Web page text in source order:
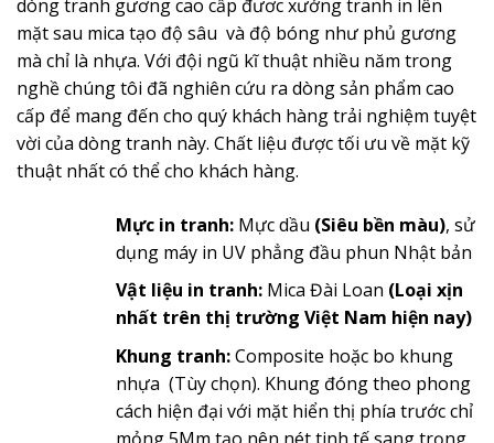
dòng tranh gương cao cấp đươc xưởng tranh in lên
mặt sau mica tạo độ sâu và độ bóng như phủ gương
mà chỉ là nhựa. Với đội ngũ kĩ thuật nhiều năm trong
nghề chúng tôi đã nghiên cứu ra dòng sản phẩm cao
cấp để mang đến cho quý khách hàng trải nghiệm tuyệt
vời của dòng tranh này. Chất liệu được tối ưu về mặt kỹ
thuật nhất có thể cho khách hàng.
Mực in tranh:Mực dầu (Siêu bền màu), sử
dụng máy in UV phẳng đầu phun Nhật bản
Vật liệu in tranh:Mica Đài Loan (Loại xịn
nhất trên thị trường Việt Nam hiện nay)
Khung tranh:Composite hoặc bo khung
nhựa (Tùy chọn). Khung đóng theo phong
cách hiện đại với mặt hiển thị phía trước chỉ